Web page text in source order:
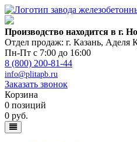
Производство находится в г.
Отдел продаж: г. Казань, Аделя
Пн-Пт с 7:00 до 16:00
8 (800) 200-81-44
info@plitapb.ru
Заказать звонок
Корзина
0 позиций
0 руб.